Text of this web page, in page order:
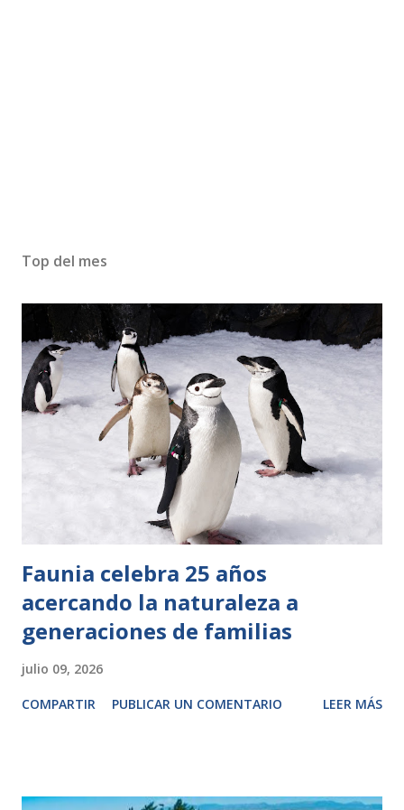
Top del mes
Faunia celebra 25 años
acercando la naturaleza a
generaciones de familias
julio 09, 2026
COMPARTIR PUBLICAR UN COMENTARIO LEER MÁS